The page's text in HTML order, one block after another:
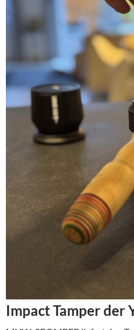
Impact Tamper der